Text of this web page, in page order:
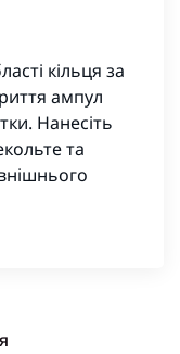
кільця за
ампул
Нанесіть
та